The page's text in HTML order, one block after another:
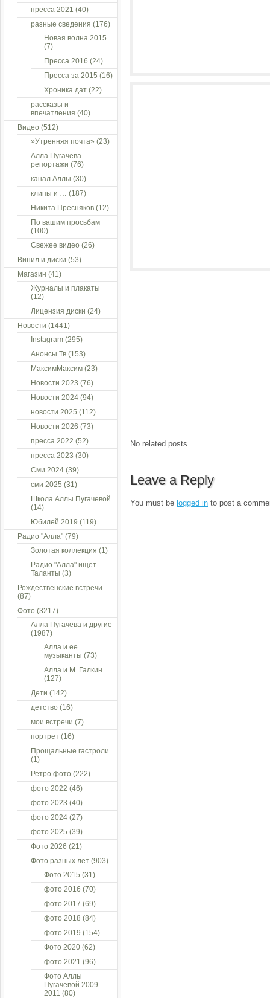
No related posts.
Leave a Reply
You must be logged in to post a
пресса 2021 (40)
разные сведения (176)
Новая волна 2015
(7)
Пресса 2016 (24)
Пресса за 2015 (16)
Хроника дат (22)
рассказы и
впечатления (40)
Видео (512)
»Утренняя почта» (23)
Алла Пугачева
репортажи (76)
канал Аллы (30)
клипы и … (187)
Никита Пресняков (12)
По вашим просьбам
(100)
Свежее видео (26)
Винил и диски (53)
Магазин (41)
Журналы и плакаты
(12)
Лицензия диски (24)
Новости (1441)
Instagram (295)
Анонсы Тв (153)
МаксимМаксим (23)
Новости 2023 (76)
Новости 2024 (94)
новости 2025 (112)
Новости 2026 (73)
пресса 2022 (52)
пресса 2023 (30)
Сми 2024 (39)
сми 2025 (31)
Школа Аллы Пугачевой
(14)
Юбилей 2019 (119)
Радио "Алла" (79)
Золотая коллекция (1)
Радио "Алла" ищет
Таланты (3)
Рождественские встречи
(87)
Фото (3217)
Алла Пугачева и другие
(1987)
Алла и ее
музыканты (73)
Алла и М. Галкин
(127)
Дети (142)
детство (16)
мои встречи (7)
портрет (16)
Прощальные гастроли
(1)
Ретро фото (222)
фото 2022 (46)
фото 2023 (40)
фото 2024 (27)
фото 2025 (39)
Фото 2026 (21)
Фото разных лет (903)
Фото 2015 (31)
фото 2016 (70)
фото 2017 (69)
фото 2018 (84)
фото 2019 (154)
Фото 2020 (62)
фото 2021 (96)
Фото Аллы
Пугачевой 2009 –
2011 (80)